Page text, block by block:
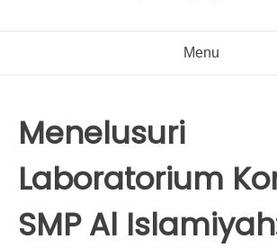
Menu
Menelusuri
Laboratorium
SMP Al